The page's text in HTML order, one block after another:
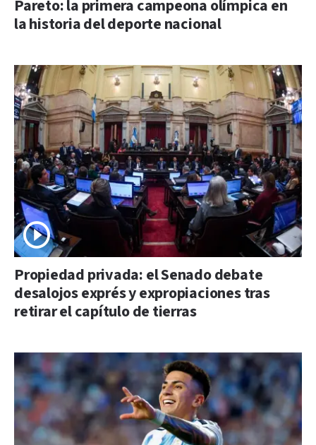
Pareto: la primera campeona olímpica en
la historia del deporte nacional
Propiedad privada: el Senado debate
desalojos exprés y expropiaciones tras
retirar el capítulo de tierras